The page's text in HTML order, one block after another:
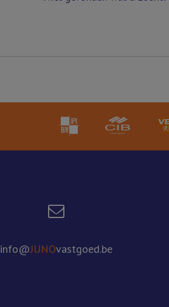
info@JUNOvastgoed.be